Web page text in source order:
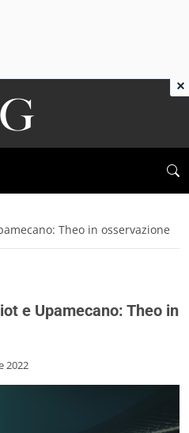
Theo in osservazione
e Upamecano: Theo in
2022
×